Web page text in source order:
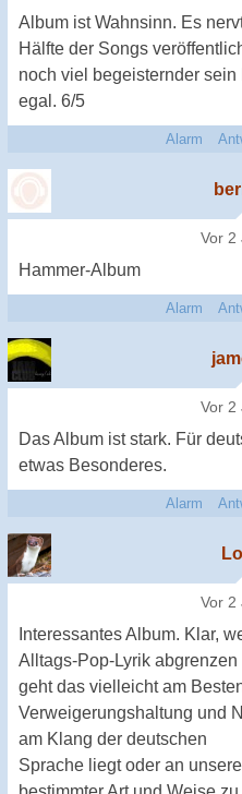
Album ist Wahnsinn. Es
Hälfte der Songs
noch viel begeisternder
egal. 6/5
Alarm
Vor 2
Hammer-Album
Alarm
Vor 2
Das Album ist stark. Für
etwas Besonderes.
Alarm
Vor 2
Interessantes Album. Klar,
Alltags-Pop-Lyrik abgrenzen
geht das vielleicht am
Verweigerungshaltung und
am Klang der deutschen
Sprache liegt oder an